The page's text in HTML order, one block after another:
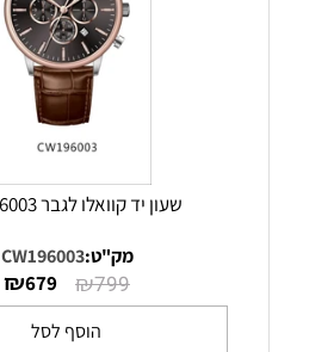
שעון יד קוואלו לגבר CW196003
מק"ט:CW196003
₪799
₪679
הוסף לסל